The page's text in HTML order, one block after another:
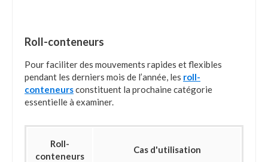
Roll-conteneurs
Pour faciliter des mouvements rapides et flexibles
pendant les derniers mois de l’année, les roll-
conteneursconstituent la prochaine catégorie
essentielle à examiner.
Roll-
conteneurs
Cas d'utilisation